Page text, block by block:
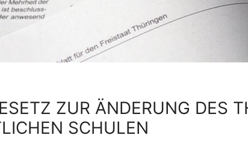
ZUR ÄNDERUNG DES
SCHULEN